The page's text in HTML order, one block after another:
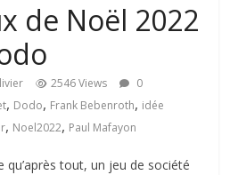
de Noël 2022
2546 Views
0
, Dodo, Frank Bebenroth, idée
, Noel2022, Paul Mafayon
qu’après tout, un jeu de société